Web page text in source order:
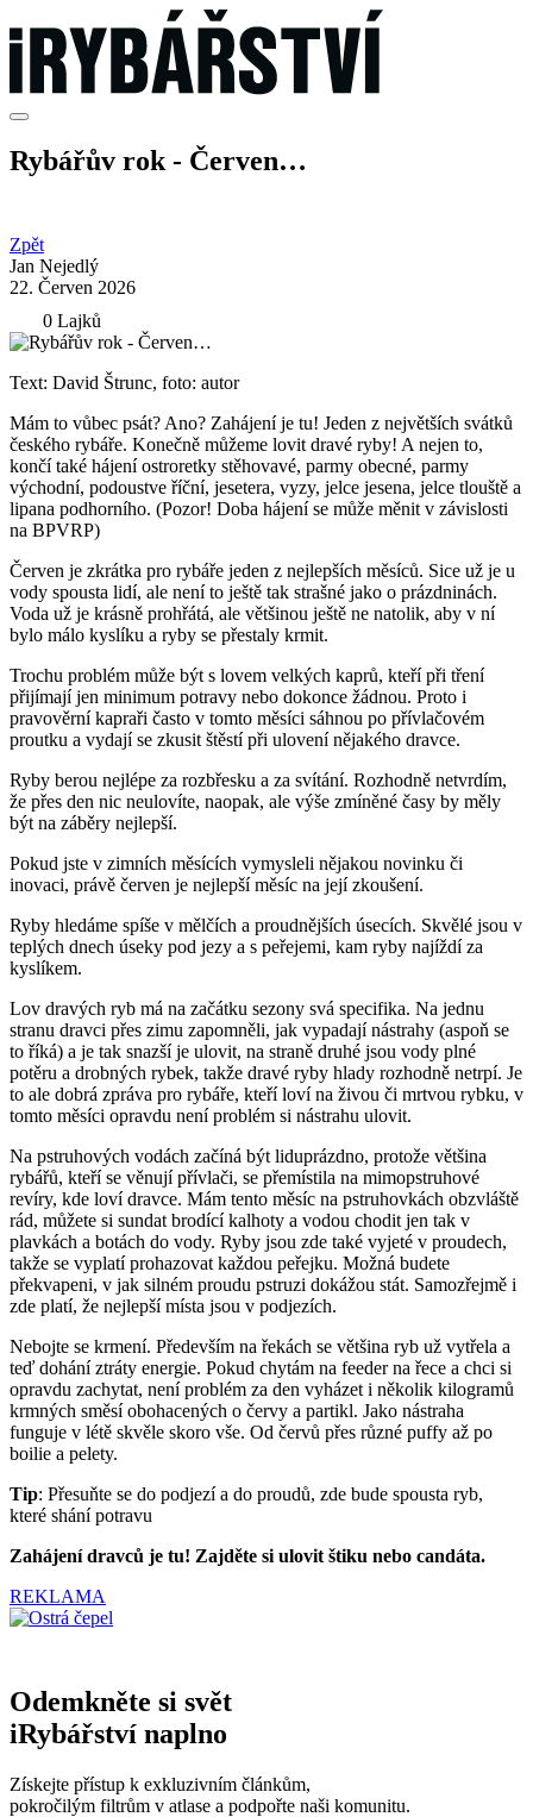
Rybářův rok - Červen…
Zpět
Jan Nejedlý
22. Červen 2026
0 Lajků
Text: David Štrunc, foto: autor
Mám to vůbec psát? Ano? Zahájení je tu! Jeden z největších svátků
českého rybáře. Konečně můžeme lovit dravé ryby! A nejen to,
končí také hájení ostroretky stěhovavé, parmy obecné, parmy
východní, podoustve říční, jesetera, vyzy, jelce jesena, jelce tlouště a
lipana podhorního. (Pozor! Doba hájení se může měnit v závislosti
na BPVRP)
Červen je zkrátka pro rybáře jeden z nejlepších měsíců. Sice už je u
vody spousta lidí, ale není to ještě tak strašné jako o prázdninách.
Voda už je krásně prohřátá, ale většinou ještě ne natolik, aby v ní
bylo málo kyslíku a ryby se přestaly krmit.
Trochu problém může být s lovem velkých kaprů, kteří při tření
přijímají jen minimum potravy nebo dokonce žádnou. Proto i
pravověrní kapraři často v tomto měsíci sáhnou po přívlačovém
proutku a vydají se zkusit štěstí při ulovení nějakého dravce.
Ryby berou nejlépe za rozbřesku a za svítání. Rozhodně netvrdím,
že přes den nic neulovíte, naopak, ale výše zmíněné časy by měly
být na záběry nejlepší.
Pokud jste v zimních měsících vymysleli nějakou novinku či
inovaci, právě červen je nejlepší měsíc na její zkoušení.
Ryby hledáme spíše v mělčích a proudnějších úsecích. Skvělé jsou v
teplých dnech úseky pod jezy a s peřejemi, kam ryby najíždí za
kyslíkem.
Lov dravých ryb má na začátku sezony svá specifika. Na jednu
stranu dravci přes zimu zapomněli, jak vypadají nástrahy (aspoň se
to říká) a je tak snazší je ulovit, na straně druhé jsou vody plné
potěru a drobných rybek, takže dravé ryby hlady rozhodně netrpí. Je
to ale dobrá zpráva pro rybáře, kteří loví na živou či mrtvou rybku, v
tomto měsíci opravdu není problém si nástrahu ulovit.
Na pstruhových vodách začíná být liduprázdno, protože většina
rybářů, kteří se věnují přívlači, se přemístila na mimopstruhové
revíry, kde loví dravce. Mám tento měsíc na pstruhovkách obzvláště
rád, můžete si sundat brodící kalhoty a vodou chodit jen tak v
plavkách a botách do vody. Ryby jsou zde také vyjeté v proudech,
takže se vyplatí prohazovat každou peřejku. Možná budete
překvapeni, v jak silném proudu pstruzi dokážou stát. Samozřejmě i
zde platí, že nejlepší místa jsou v podjezích.
Nebojte se krmení. Především na řekách se většina ryb už vytřela a
teď dohání ztráty energie. Pokud chytám na feeder na řece a chci si
opravdu zachytat, není problém za den vyházet i několik kilogramů
krmných směsí obohacených o červy a partikl. Jako nástraha
funguje v létě skvěle skoro vše. Od červů přes různé puffy až po
boilie a pelety.
Tip: Přesuňte se do podjezí a do proudů, zde bude spousta ryb,
které shání potravu
Zahájení dravců je tu! Zajděte si ulovit štiku nebo candáta.
REKLAMA
Odemkněte si svět
iRybářství naplno
Získejte přístup k exkluzivním článkům,
pokročilým filtrům v atlase a podpořte naši komunitu.